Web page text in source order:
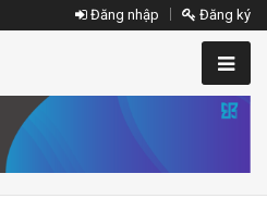
Đăng nhập Đăng ký